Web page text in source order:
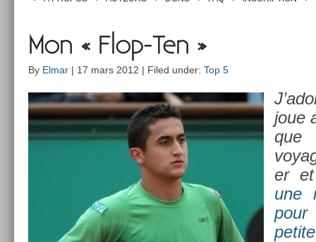
Mon « Flop-Ten »
By Elmar | 17 mars 2012 | Filed under: Top 5
joue
er
une
pour